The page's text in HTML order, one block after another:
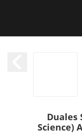
Duales
Science)